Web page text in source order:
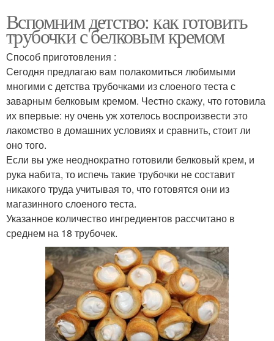
Вспомним детство: как готовить
трубочки с белковым кремом
Способ приготовления :
Сегодня предлагаю вам полакомиться любимыми
многими с детства трубочками из слоеного теста с
заварным белковым кремом. Честно скажу, что готовила
их впервые: ну очень уж хотелось воспроизвести это
лакомство в домашних условиях и сравнить, стоит ли
оно того.
Если вы уже неоднократно готовили белковый крем, и
рука набита, то испечь такие трубочки не составит
никакого труда учитывая то, что готовятся они из
магазинного слоеного теста.
Указанное количество ингредиентов рассчитано в
среднем на 18 трубочек.